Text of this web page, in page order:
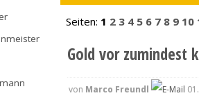
Seiten: 1 2 3 4 5 6 7 8 9 10
Gold vor zumindest
von Marco Freundl